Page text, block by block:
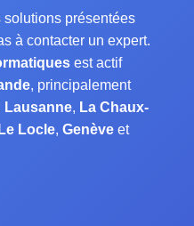
présentées
à contacter un expert.
est actif
, principalement
Lausanne, La Chaux-
Le Locle, Genèveet